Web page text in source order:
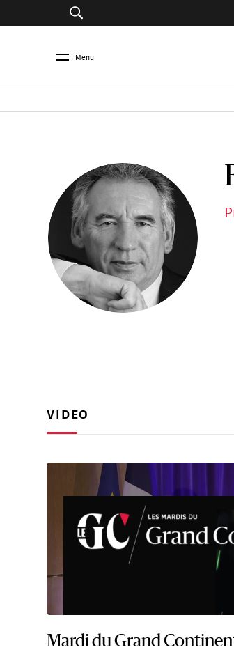
Menu
VIDEO
Mardi du Grand